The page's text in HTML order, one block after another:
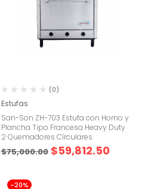
(0)
Estufas
San-Son ZH-703 Estufa con Horno y
Plancha Tipo Francesa Heavy Duty
2 Quemadores Círculares
$75,000.00 $59,812.50
-20%